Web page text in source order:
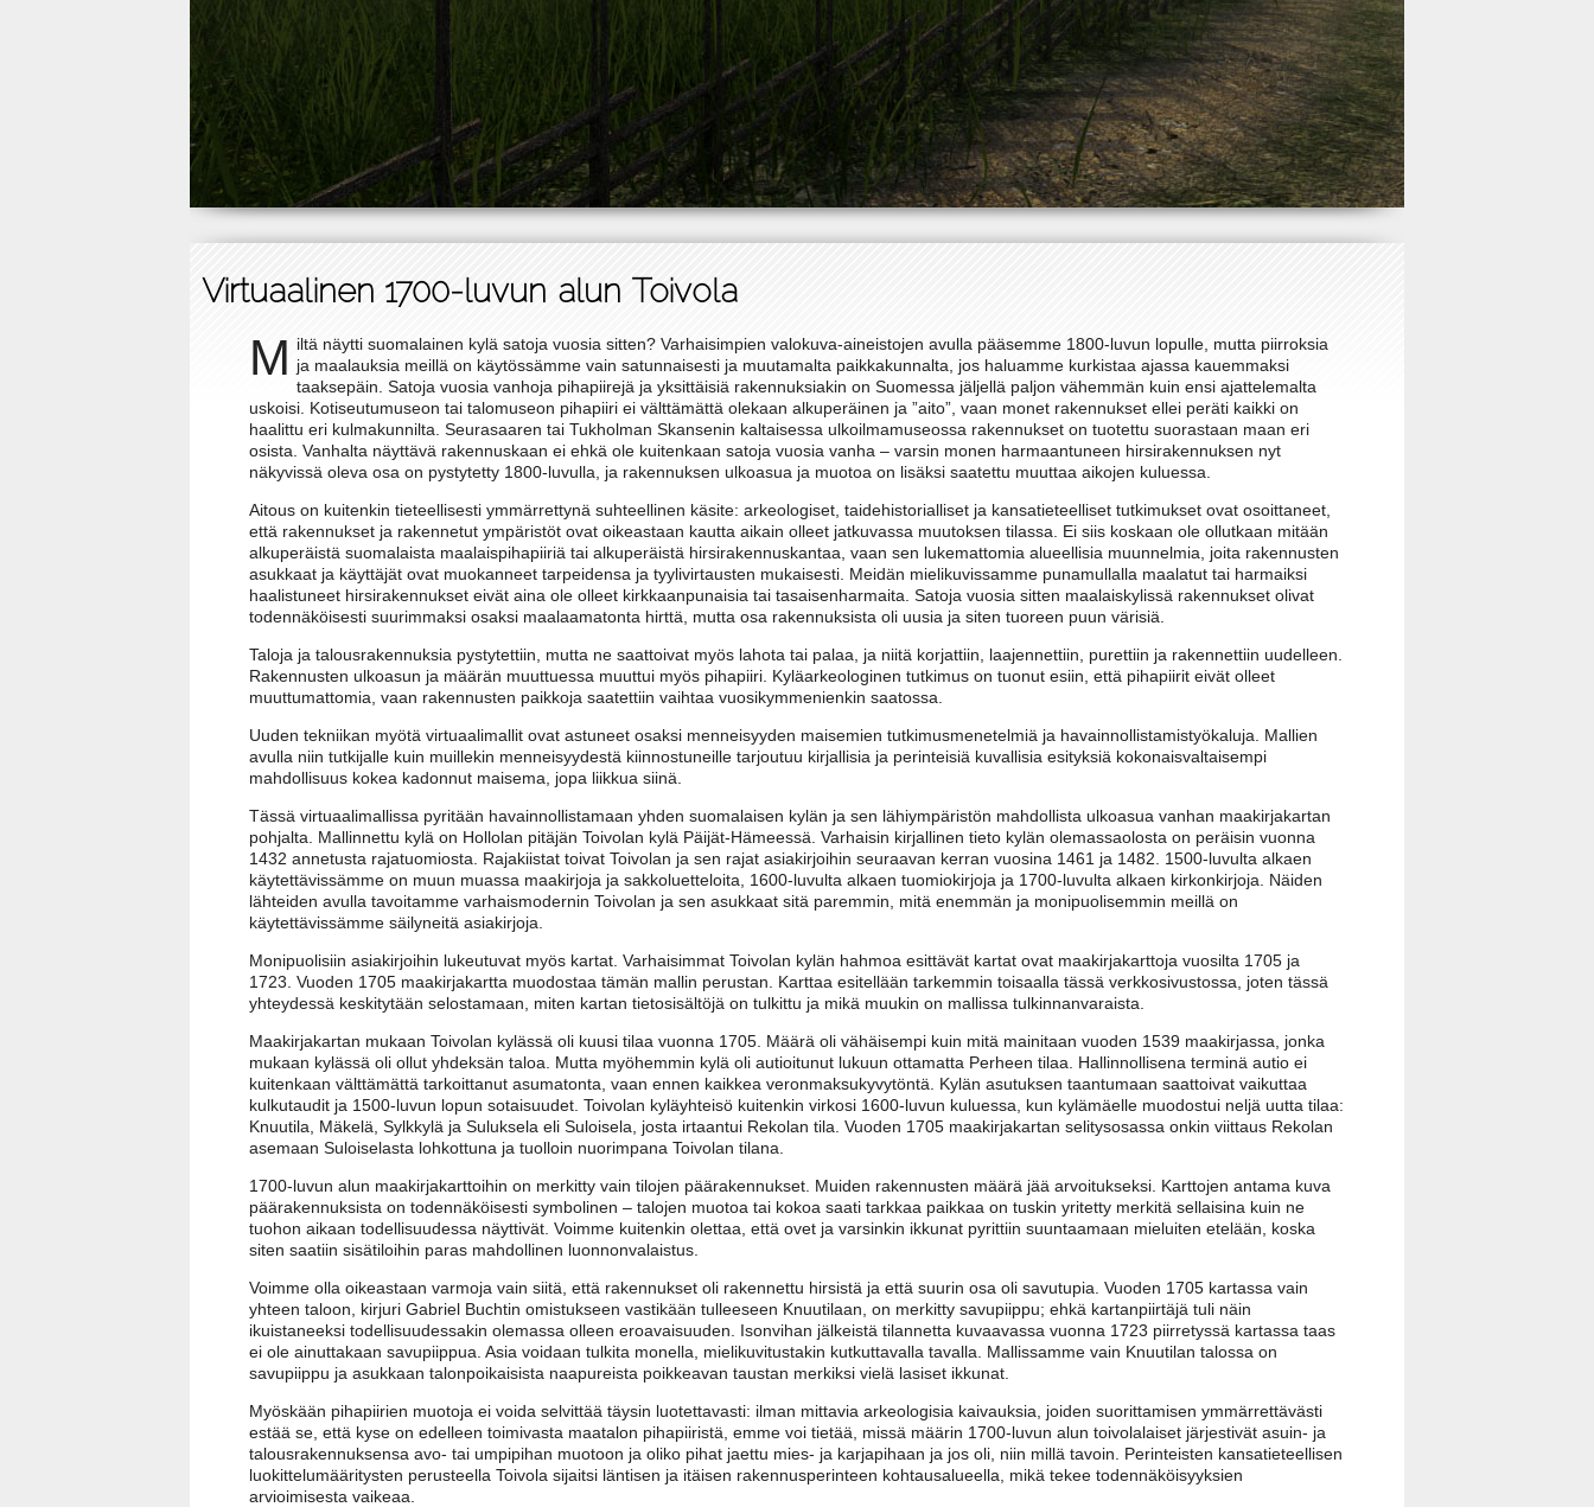
Virtuaalinen 1700-luvun alun Toivola
M iltä näytti suomalainen kylä satoja vuosia sitten? Varhaisimpien valokuva-aineistojen avulla pääsemme 1800-luvun lopulle, mutta piirroksia
ja maalauksia meillä on käytössämme vain satunnaisesti ja muutamalta paikkakunnalta, jos haluamme kurkistaa ajassa kauemmaksi
taaksepäin. Satoja vuosia vanhoja pihapiirejä ja yksittäisiä rakennuksiakin on Suomessa jäljellä paljon vähemmän kuin ensi ajattelemalta
uskoisi. Kotiseutumuseon tai talomuseon pihapiiri ei välttämättä olekaan alkuperäinen ja ”aito”, vaan monet rakennukset ellei peräti kaikki on
haalittu eri kulmakunnilta. Seurasaaren tai Tukholman Skansenin kaltaisessa ulkoilmamuseossa rakennukset on tuotettu suorastaan maan eri
osista. Vanhalta näyttävä rakennuskaan ei ehkä ole kuitenkaan satoja vuosia vanha – varsin monen harmaantuneen hirsirakennuksen nyt
näkyvissä oleva osa on pystytetty 1800-luvulla, ja rakennuksen ulkoasua ja muotoa on lisäksi saatettu muuttaa aikojen kuluessa.
Aitous on kuitenkin tieteellisesti ymmärrettynä suhteellinen käsite: arkeologiset, taidehistorialliset ja kansatieteelliset tutkimukset ovat osoittaneet,
että rakennukset ja rakennetut ympäristöt ovat oikeastaan kautta aikain olleet jatkuvassa muutoksen tilassa. Ei siis koskaan ole ollutkaan mitään
alkuperäistä suomalaista maalaispihapiiriä tai alkuperäistä hirsirakennuskantaa, vaan sen lukemattomia alueellisia muunnelmia, joita rakennusten
asukkaat ja käyttäjät ovat muokanneet tarpeidensa ja tyylivirtausten mukaisesti. Meidän mielikuvissamme punamullalla maalatut tai harmaiksi
haalistuneet hirsirakennukset eivät aina ole olleet kirkkaanpunaisia tai tasaisenharmaita. Satoja vuosia sitten maalaiskylissä rakennukset olivat
todennäköisesti suurimmaksi osaksi maalaamatonta hirttä, mutta osa rakennuksista oli uusia ja siten tuoreen puun värisiä.
Taloja ja talousrakennuksia pystytettiin, mutta ne saattoivat myös lahota tai palaa, ja niitä korjattiin, laajennettiin, purettiin ja rakennettiin uudelleen.
Rakennusten ulkoasun ja määrän muuttuessa muuttui myös pihapiiri. Kyläarkeologinen tutkimus on tuonut esiin, että pihapiirit eivät olleet
muuttumattomia, vaan rakennusten paikkoja saatettiin vaihtaa vuosikymmenienkin saatossa.
Uuden tekniikan myötä virtuaalimallit ovat astuneet osaksi menneisyyden maisemien tutkimusmenetelmiä ja havainnollistamistyökaluja. Mallien
avulla niin tutkijalle kuin muillekin menneisyydestä kiinnostuneille tarjoutuu kirjallisia ja perinteisiä kuvallisia esityksiä kokonaisvaltaisempi
mahdollisuus kokea kadonnut maisema, jopa liikkua siinä.
Tässä virtuaalimallissa pyritään havainnollistamaan yhden suomalaisen kylän ja sen lähiympäristön mahdollista ulkoasua vanhan maakirjakartan
pohjalta. Mallinnettu kylä on Hollolan pitäjän Toivolan kylä Päijät-Hämeessä. Varhaisin kirjallinen tieto kylän olemassaolosta on peräisin vuonna
1432 annetusta rajatuomiosta. Rajakiistat toivat Toivolan ja sen rajat asiakirjoihin seuraavan kerran vuosina 1461 ja 1482. 1500-luvulta alkaen
käytettävissämme on muun muassa maakirjoja ja sakkoluetteloita, 1600-luvulta alkaen tuomiokirjoja ja 1700-luvulta alkaen kirkonkirjoja. Näiden
lähteiden avulla tavoitamme varhaismodernin Toivolan ja sen asukkaat sitä paremmin, mitä enemmän ja monipuolisemmin meillä on
käytettävissämme säilyneitä asiakirjoja.
Monipuolisiin asiakirjoihin lukeutuvat myös kartat. Varhaisimmat Toivolan kylän hahmoa esittävät kartat ovat maakirjakarttoja vuosilta 1705 ja
1723. Vuoden 1705 maakirjakartta muodostaa tämän mallin perustan. Karttaa esitellään tarkemmin toisaalla tässä verkkosivustossa, joten tässä
yhteydessä keskitytään selostamaan, miten kartan tietosisältöjä on tulkittu ja mikä muukin on mallissa tulkinnanvaraista.
Maakirjakartan mukaan Toivolan kylässä oli kuusi tilaa vuonna 1705. Määrä oli vähäisempi kuin mitä mainitaan vuoden 1539 maakirjassa, jonka
mukaan kylässä oli ollut yhdeksän taloa. Mutta myöhemmin kylä oli autioitunut lukuun ottamatta Perheen tilaa. Hallinnollisena terminä autio ei
kuitenkaan välttämättä tarkoittanut asumatonta, vaan ennen kaikkea veronmaksukyvytöntä. Kylän asutuksen taantumaan saattoivat vaikuttaa
kulkutaudit ja 1500-luvun lopun sotaisuudet. Toivolan kyläyhteisö kuitenkin virkosi 1600-luvun kuluessa, kun kylämäelle muodostui neljä uutta tilaa:
Knuutila, Mäkelä, Sylkkylä ja Suluksela eli Suloisela, josta irtaantui Rekolan tila. Vuoden 1705 maakirjakartan selitysosassa onkin viittaus Rekolan
asemaan Suloiselasta lohkottuna ja tuolloin nuorimpana Toivolan tilana.
1700-luvun alun maakirjakarttoihin on merkitty vain tilojen päärakennukset. Muiden rakennusten määrä jää arvoitukseksi. Karttojen antama kuva
päärakennuksista on todennäköisesti symbolinen – talojen muotoa tai kokoa saati tarkkaa paikkaa on tuskin yritetty merkitä sellaisina kuin ne
tuohon aikaan todellisuudessa näyttivät. Voimme kuitenkin olettaa, että ovet ja varsinkin ikkunat pyrittiin suuntaamaan mieluiten etelään, koska
siten saatiin sisätiloihin paras mahdollinen luonnonvalaistus.
Voimme olla oikeastaan varmoja vain siitä, että rakennukset oli rakennettu hirsistä ja että suurin osa oli savutupia. Vuoden 1705 kartassa vain
yhteen taloon, kirjuri Gabriel Buchtin omistukseen vastikään tulleeseen Knuutilaan, on merkitty savupiippu; ehkä kartanpiirtäjä tuli näin
ikuistaneeksi todellisuudessakin olemassa olleen eroavaisuuden. Isonvihan jälkeistä tilannetta kuvaavassa vuonna 1723 piirretyssä kartassa taas
ei ole ainuttakaan savupiippua. Asia voidaan tulkita monella, mielikuvitustakin kutkuttavalla tavalla. Mallissamme vain Knuutilan talossa on
savupiippu ja asukkaan talonpoikaisista naapureista poikkeavan taustan merkiksi vielä lasiset ikkunat.
Myöskään pihapiirien muotoja ei voida selvittää täysin luotettavasti: ilman mittavia arkeologisia kaivauksia, joiden suorittamisen ymmärrettävästi
estää se, että kyse on edelleen toimivasta maatalon pihapiiristä, emme voi tietää, missä määrin 1700-luvun alun toivolalaiset järjestivät asuin- ja
talousrakennuksensa avo- tai umpipihan muotoon ja oliko pihat jaettu mies- ja karjapihaan ja jos oli, niin millä tavoin. Perinteisten kansatieteellisen
luokittelumääritysten perusteella Toivola sijaitsi läntisen ja itäisen rakennusperinteen kohtausalueella, mikä tekee todennäköisyyksien
arvioimisesta vaikeaa.